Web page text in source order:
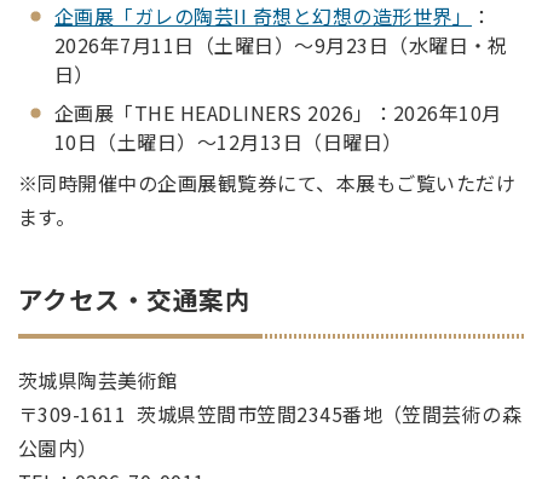
企画展「ガレの陶芸II 奇想と幻想の造形世界」
：
2026年7月11日（土曜日）～9月23日（水曜日・祝
日）
企画展「THE HEADLINERS 2026」：2026年10月
10日（土曜日）～12月13日（日曜日）
※同時開催中の企画展観覧券にて、本展もご覧いただけ
ます。
アクセス・交通案内
茨城県陶芸美術館
〒309-1611 茨城県笠間市笠間2345番地（笠間芸術の森
公園内）